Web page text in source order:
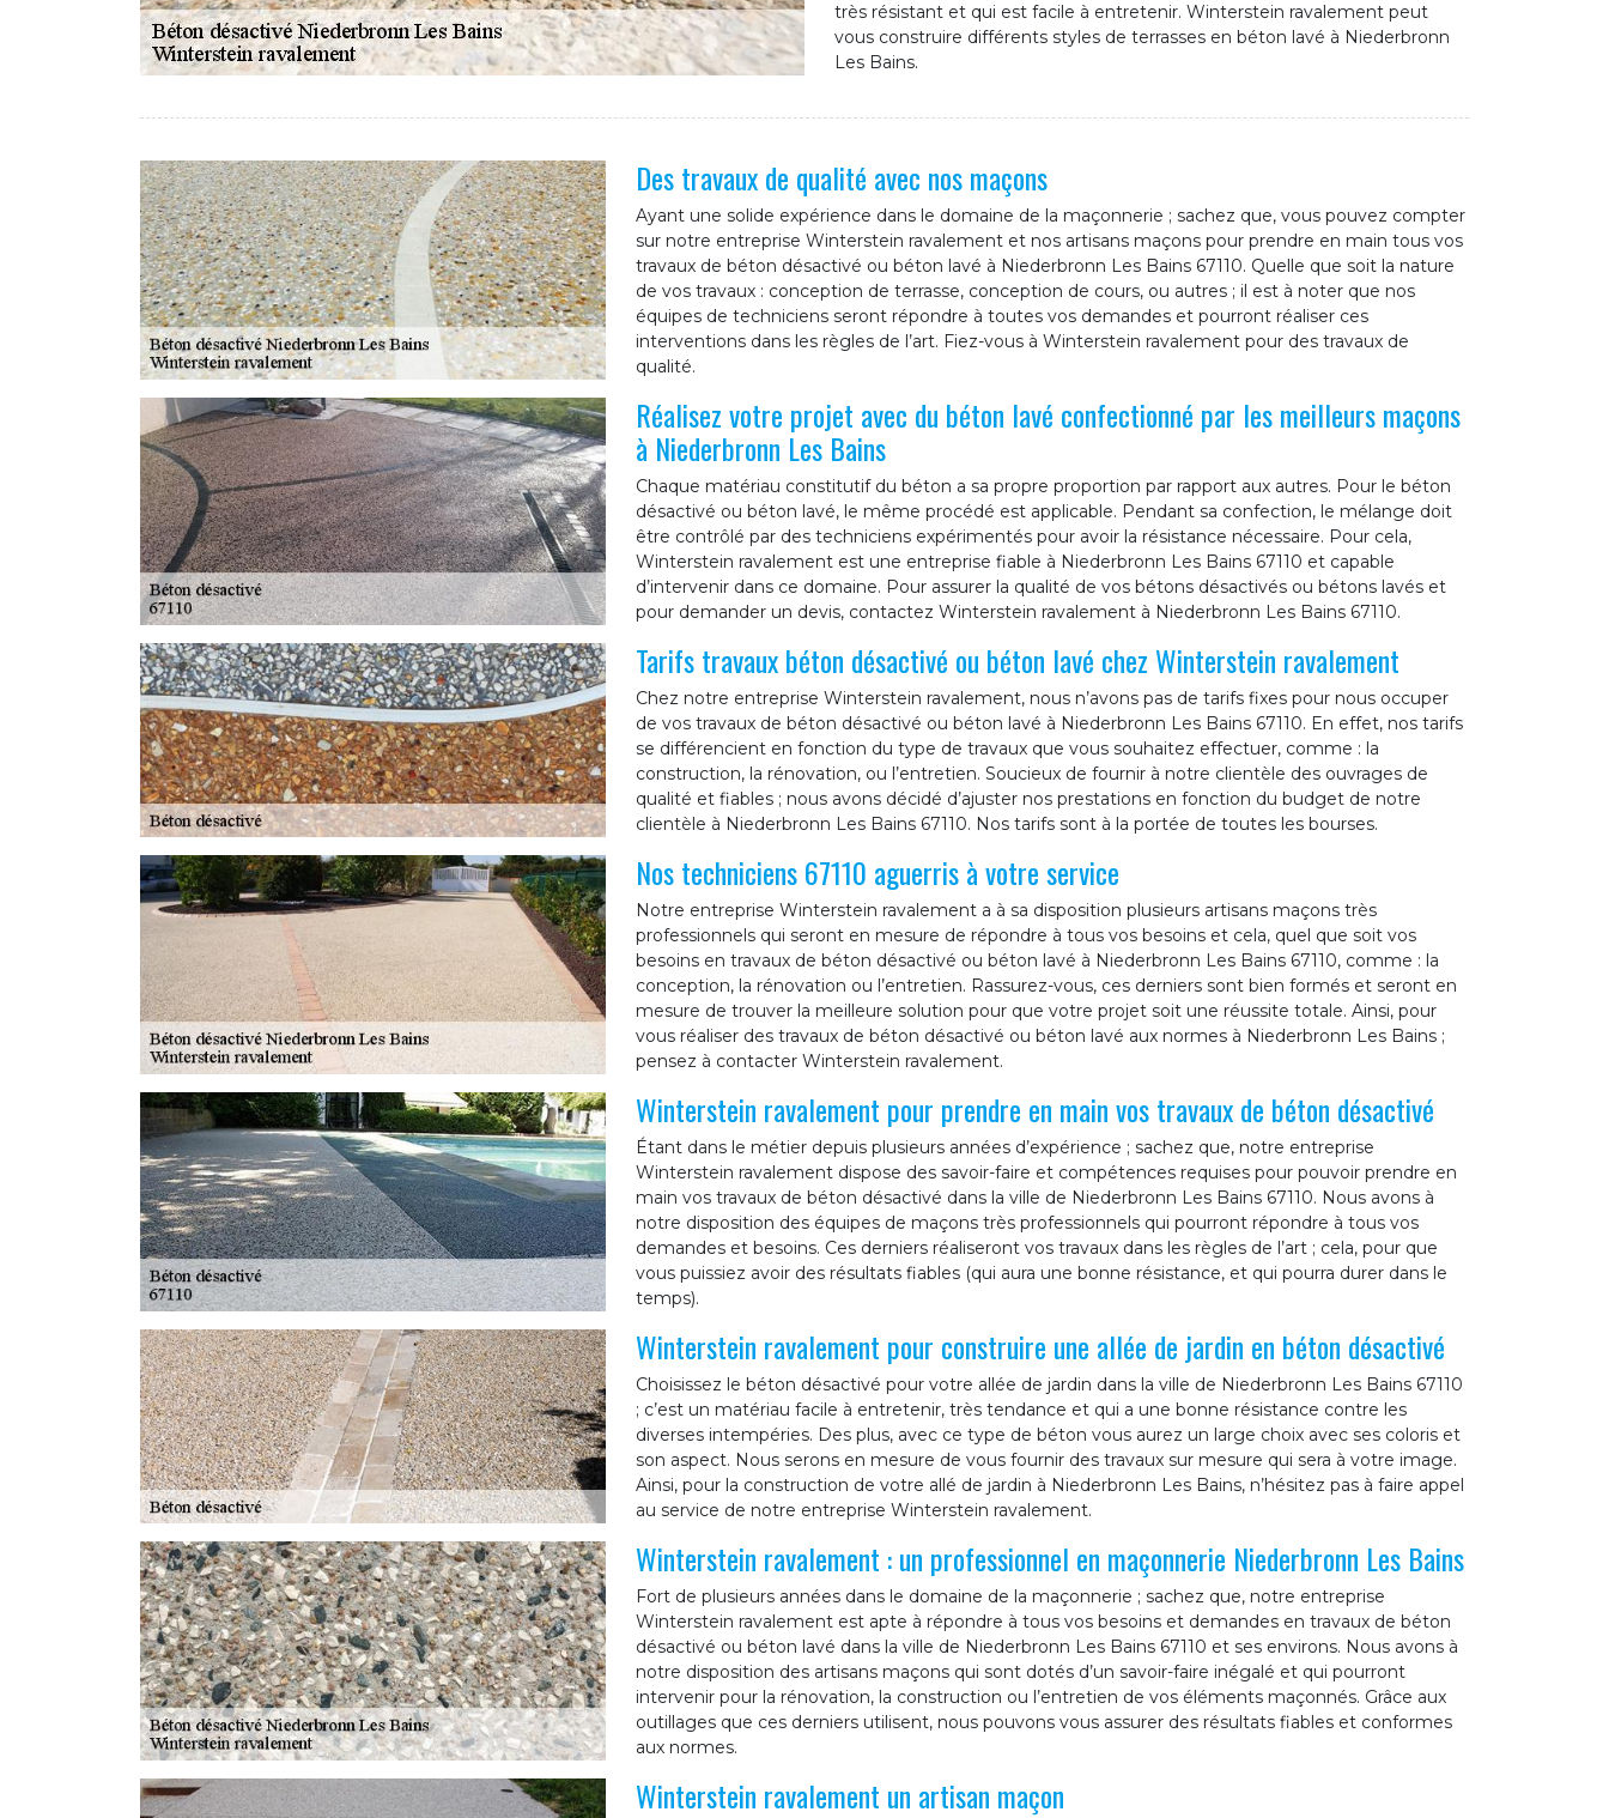
très résistant et qui est facile à entretenir. Winterstein ravalement peut
vous construire différents styles de terrasses en béton lavé à Niederbronn
Les Bains.
Des travaux de qualité avec nos maçons
Ayant une solide expérience dans le domaine de la maçonnerie ; sachez que, vous pouvez compter
sur notre entreprise Winterstein ravalement et nos artisans maçons pour prendre en main tous vos
travaux de béton désactivé ou béton lavé à Niederbronn Les Bains 67110. Quelle que soit la nature
de vos travaux : conception de terrasse, conception de cours, ou autres ; il est à noter que nos
équipes de techniciens seront répondre à toutes vos demandes et pourront réaliser ces
interventions dans les règles de l’art. Fiez-vous à Winterstein ravalement pour des travaux de
qualité.
Réalisez votre projet avec du béton lavé confectionné par les meilleurs maçons
à Niederbronn Les Bains
Chaque matériau constitutif du béton a sa propre proportion par rapport aux autres. Pour le béton
désactivé ou béton lavé, le même procédé est applicable. Pendant sa confection, le mélange doit
être contrôlé par des techniciens expérimentés pour avoir la résistance nécessaire. Pour cela,
Winterstein ravalement est une entreprise fiable à Niederbronn Les Bains 67110 et capable
d’intervenir dans ce domaine. Pour assurer la qualité de vos bétons désactivés ou bétons lavés et
pour demander un devis, contactez Winterstein ravalement à Niederbronn Les Bains 67110.
Tarifs travaux béton désactivé ou béton lavé chez Winterstein ravalement
Chez notre entreprise Winterstein ravalement, nous n’avons pas de tarifs fixes pour nous occuper
de vos travaux de béton désactivé ou béton lavé à Niederbronn Les Bains 67110. En effet, nos tarifs
se différencient en fonction du type de travaux que vous souhaitez effectuer, comme : la
construction, la rénovation, ou l’entretien. Soucieux de fournir à notre clientèle des ouvrages de
qualité et fiables ; nous avons décidé d’ajuster nos prestations en fonction du budget de notre
clientèle à Niederbronn Les Bains 67110. Nos tarifs sont à la portée de toutes les bourses.
Nos techniciens 67110 aguerris à votre service
Notre entreprise Winterstein ravalement a à sa disposition plusieurs artisans maçons très
professionnels qui seront en mesure de répondre à tous vos besoins et cela, quel que soit vos
besoins en travaux de béton désactivé ou béton lavé à Niederbronn Les Bains 67110, comme : la
conception, la rénovation ou l’entretien. Rassurez-vous, ces derniers sont bien formés et seront en
mesure de trouver la meilleure solution pour que votre projet soit une réussite totale. Ainsi, pour
vous réaliser des travaux de béton désactivé ou béton lavé aux normes à Niederbronn Les Bains ;
pensez à contacter Winterstein ravalement.
Winterstein ravalement pour prendre en main vos travaux de béton désactivé
Étant dans le métier depuis plusieurs années d’expérience ; sachez que, notre entreprise
Winterstein ravalement dispose des savoir-faire et compétences requises pour pouvoir prendre en
main vos travaux de béton désactivé dans la ville de Niederbronn Les Bains 67110. Nous avons à
notre disposition des équipes de maçons très professionnels qui pourront répondre à tous vos
demandes et besoins. Ces derniers réaliseront vos travaux dans les règles de l’art ; cela, pour que
vous puissiez avoir des résultats fiables (qui aura une bonne résistance, et qui pourra durer dans le
temps).
Winterstein ravalement pour construire une allée de jardin en béton désactivé
Choisissez le béton désactivé pour votre allée de jardin dans la ville de Niederbronn Les Bains 67110
; c’est un matériau facile à entretenir, très tendance et qui a une bonne résistance contre les
diverses intempéries. Des plus, avec ce type de béton vous aurez un large choix avec ses coloris et
son aspect. Nous serons en mesure de vous fournir des travaux sur mesure qui sera à votre image.
Ainsi, pour la construction de votre allé de jardin à Niederbronn Les Bains, n’hésitez pas à faire appel
au service de notre entreprise Winterstein ravalement.
Winterstein ravalement : un professionnel en maçonnerie Niederbronn Les Bains
Fort de plusieurs années dans le domaine de la maçonnerie ; sachez que, notre entreprise
Winterstein ravalement est apte à répondre à tous vos besoins et demandes en travaux de béton
désactivé ou béton lavé dans la ville de Niederbronn Les Bains 67110 et ses environs. Nous avons à
notre disposition des artisans maçons qui sont dotés d’un savoir-faire inégalé et qui pourront
intervenir pour la rénovation, la construction ou l’entretien de vos éléments maçonnés. Grâce aux
outillages que ces derniers utilisent, nous pouvons vous assurer des résultats fiables et conformes
aux normes.
Winterstein ravalement un artisan maçon